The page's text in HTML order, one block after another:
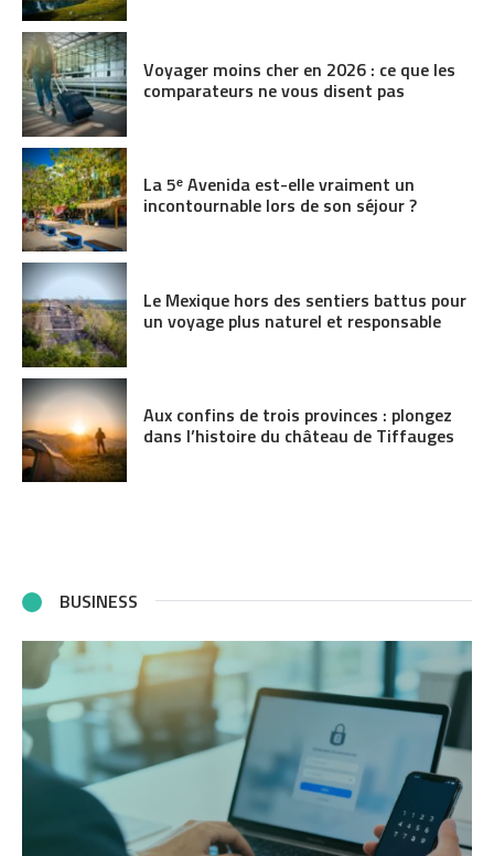
Voyager moins cher en 2026 : ce que les
comparateurs ne vous disent pas
La 5ᵉ Avenida est-elle vraiment un
incontournable lors de son séjour ?
Le Mexique hors des sentiers battus pour
un voyage plus naturel et responsable
Aux confins de trois provinces : plongez
dans l’histoire du château de Tiffauges
BUSINESS